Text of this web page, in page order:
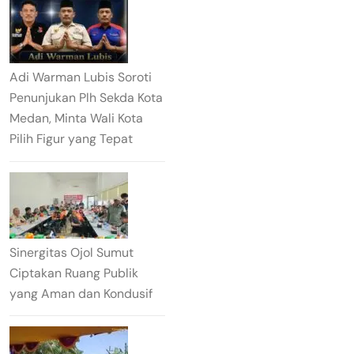
Adi Warman Lubis Soroti
Penunjukan Plh Sekda Kota
Medan, Minta Wali Kota
Pilih Figur yang Tepat
Sinergitas Ojol Sumut
Ciptakan Ruang Publik
yang Aman dan Kondusif